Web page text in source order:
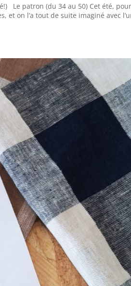
Le patron (du 34 au 50) Cet été,
on l’a tout de suite imaginé avec